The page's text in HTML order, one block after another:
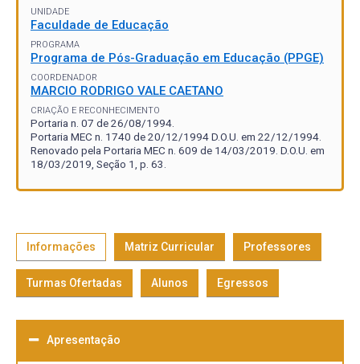
UNIDADE
Faculdade de Educação
PROGRAMA
Programa de Pós-Graduação em Educação (PPGE)
COORDENADOR
MARCIO RODRIGO VALE CAETANO
CRIAÇÃO E RECONHECIMENTO
Portaria n. 07 de 26/08/1994.
Portaria MEC n. 1740 de 20/12/1994 D.O.U. em 22/12/1994.
Renovado pela Portaria MEC n. 609 de 14/03/2019. D.O.U. em
18/03/2019, Seção 1, p. 63.
Informações Matriz Curricular Professores
Turmas Ofertadas Alunos Egressos
Apresentação